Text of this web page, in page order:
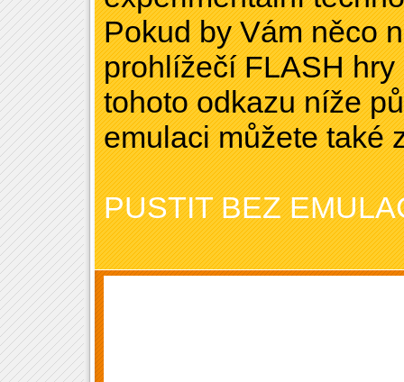
Pokud by Vám něco
prohlížečí FLASH
tohoto odkazu níže
emulaci můžete také
PUSTIT BEZ